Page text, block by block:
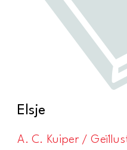
Elsje
A. C. Kuiper /